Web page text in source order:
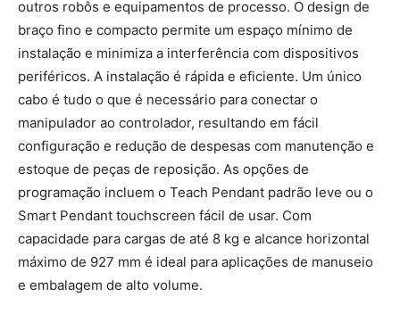
outros robôs e equipamentos de processo. O design de
braço fino e compacto permite um espaço mínimo de
instalação e minimiza a interferência com dispositivos
periféricos. A instalação é rápida e eficiente. Um único
cabo é tudo o que é necessário para conectar o
manipulador ao controlador, resultando em fácil
configuração e redução de despesas com manutenção e
estoque de peças de reposição. As opções de
programação incluem o Teach Pendant padrão leve ou o
Smart Pendant touchscreen fácil de usar. Com
capacidade para cargas de até 8 kg e alcance horizontal
máximo de 927 mm é ideal para aplicações de manuseio
e embalagem de alto volume.